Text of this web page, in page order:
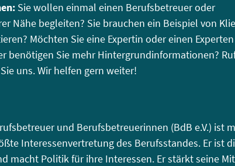
Sie wollen einmal einen Berufsbetreuer oder
Nähe begleiten? Sie brauchen ein Beispiel von
Möchten Sie eine Expertin oder einen
benötigen Sie mehr Hintergrundinformationen?
uns. Wir helfen gern weiter!
und Berufsbetreuerinnen (BdB e.V.) ist
Interessenvertretung des Berufsstandes. Er ist
macht Politik für ihre Interessen. Er stärkt seine